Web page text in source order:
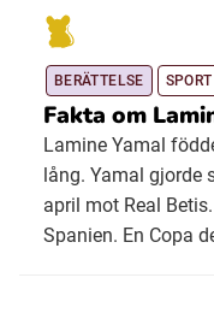
BERÄTTELSE SPORT
Fakta om
Lamine Yamal
lång. Yamal gjorde
april mot Real
Spanien. En Copa